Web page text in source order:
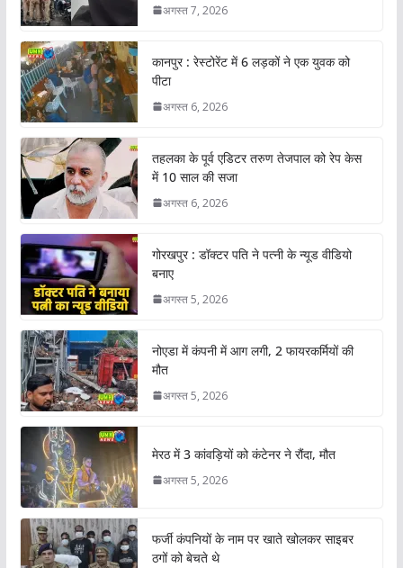
अगस्त 7, 2026
कानपुर : रेस्टोरेंट में 6 लड़कों ने एक युवक को
पीटा
अगस्त 6, 2026
तहलका के पूर्व एडिटर तरुण तेजपाल को रेप केस
में 10 साल की सजा
अगस्त 6, 2026
गोरखपुर : डॉक्टर पति ने पत्नी के न्यूड वीडियो
बनाए
अगस्त 5, 2026
नोएडा में कंपनी में आग लगी, 2 फायरकर्मियों की
मौत
अगस्त 5, 2026
मेरठ में 3 कांवड़ियों को कंटेनर ने रौंदा, मौत
अगस्त 5, 2026
फर्जी कंपनियों के नाम पर खाते खोलकर साइबर
ठगों को बेचते थे